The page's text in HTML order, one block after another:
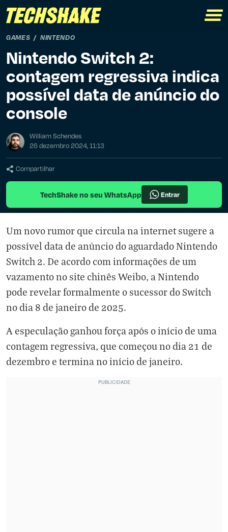
GAMES NINTENDO
Nintendo Switch 2:
contagem regressiva indica
possível data de anúncio do
console
William Schendes
26 dezembro 2024, 11:13
Compartilhar
TechShake no seu WhatsApp Entrar
Um novo rumor que circula na internet sugere a
possível data de anúncio do aguardado Nintendo
Switch 2. De acordo com informações de um
vazamento no site chinês Weibo, a Nintendo
pode revelar formalmente o sucessor do Switch
no dia 8 de janeiro de 2025.
A especulação ganhou força após o início de uma
contagem regressiva, que começou no dia 21 de
dezembro e termina no início de janeiro.